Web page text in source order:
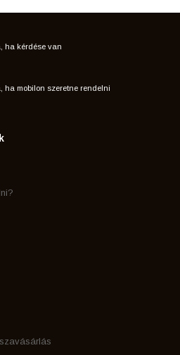
ha kérdése van
ha mobilon szeretne rendelni